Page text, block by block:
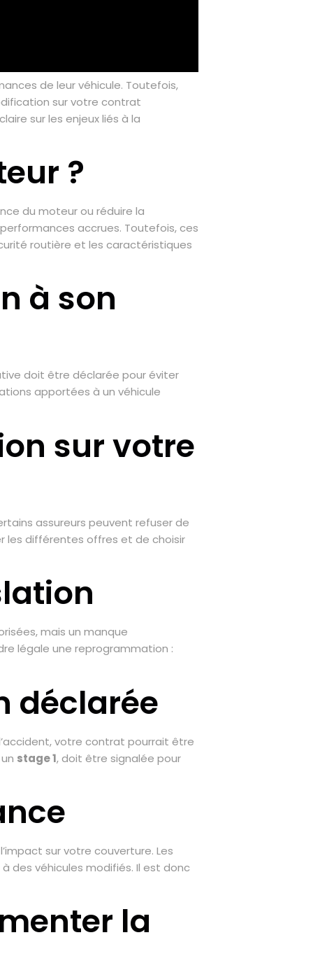
de leur véhicule. Toutefois,
sur votre contrat
sur les enjeux liés à la
?
du moteur ou réduire la
accrues. Toutefois, ces
routière et les caractéristiques
à son
doit être déclarée pour éviter
apportées à un véhicule
sur votre
assureurs peuvent refuser de
les différentes offres et de choisir
mais un manque
légale une reprogrammation :
déclarée
votre contrat pourrait être
stage 1, doit être signalée pour
sur votre couverture. Les
des véhicules modifiés. Il est donc
la